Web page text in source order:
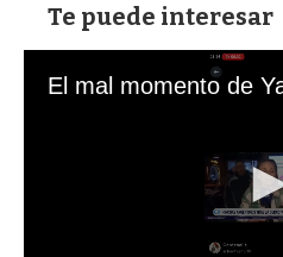
Te puede interesar